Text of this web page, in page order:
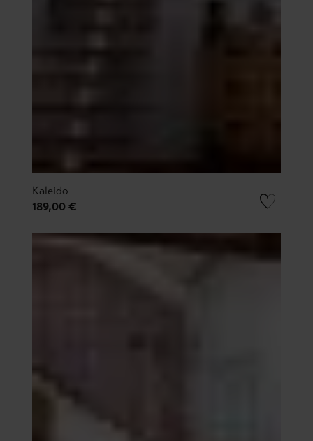
Kaleido
189,00 €